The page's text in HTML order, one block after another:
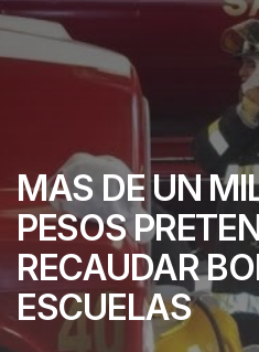
MAS DE UN
PESOS
RECAUDAR
ESCUELAS